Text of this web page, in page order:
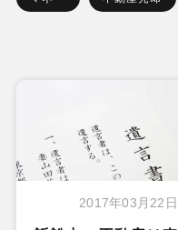
2017年03月22日